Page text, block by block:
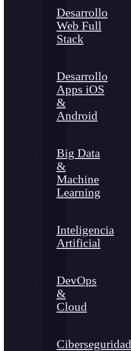
Desarrollo
Web Full
Stack
Desarrollo
Apps iOS
&
Android
Big Data
&
Machine
Learning
Inteligencia
Artificial
DevOps
&
Cloud
Ciberseguridad